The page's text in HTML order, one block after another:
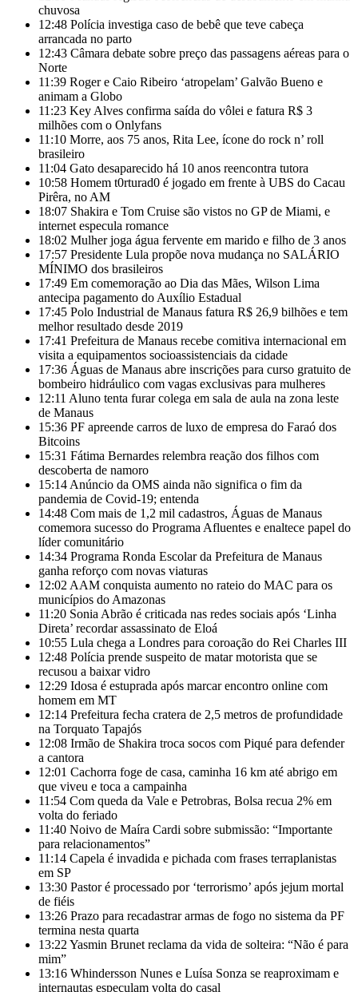
chuvosa
12:48 Polícia investiga caso de bebê que teve cabeça
arrancada no parto
12:43 Câmara debate sobre preço das passagens aéreas para o
Norte
11:39 Roger e Caio Ribeiro ‘atropelam’ Galvão Bueno e
animam a Globo
11:23 Key Alves confirma saída do vôlei e fatura R$ 3
milhões com o Onlyfans
11:10 Morre, aos 75 anos, Rita Lee, ícone do rock n’ roll
brasileiro
11:04 Gato desaparecido há 10 anos reencontra tutora
10:58 Homem t0rturad0 é jogado em frente à UBS do Cacau
Pirêra, no AM
18:07 Shakira e Tom Cruise são vistos no GP de Miami, e
internet especula romance
18:02 Mulher joga água fervente em marido e filho de 3 anos
17:57 Presidente Lula propõe nova mudança no SALÁRIO
MÍNIMO dos brasileiros
17:49 Em comemoração ao Dia das Mães, Wilson Lima
antecipa pagamento do Auxílio Estadual
17:45 Polo Industrial de Manaus fatura R$ 26,9 bilhões e tem
melhor resultado desde 2019
17:41 Prefeitura de Manaus recebe comitiva internacional em
visita a equipamentos socioassistenciais da cidade
17:36 Águas de Manaus abre inscrições para curso gratuito de
bombeiro hidráulico com vagas exclusivas para mulheres
12:11 Aluno tenta furar colega em sala de aula na zona leste
de Manaus
15:36 PF apreende carros de luxo de empresa do Faraó dos
Bitcoins
15:31 Fátima Bernardes relembra reação dos filhos com
descoberta de namoro
15:14 Anúncio da OMS ainda não significa o fim da
pandemia de Covid-19; entenda
14:48 Com mais de 1,2 mil cadastros, Águas de Manaus
comemora sucesso do Programa Afluentes e enaltece papel do
líder comunitário
14:34 Programa Ronda Escolar da Prefeitura de Manaus
ganha reforço com novas viaturas
12:02 AAM conquista aumento no rateio do MAC para os
municípios do Amazonas
11:20 Sonia Abrão é criticada nas redes sociais após ‘Linha
Direta’ recordar assassinato de Eloá
10:55 Lula chega a Londres para coroação do Rei Charles III
12:48 Polícia prende suspeito de matar motorista que se
recusou a baixar vidro
12:29 Idosa é estuprada após marcar encontro online com
homem em MT
12:14 Prefeitura fecha cratera de 2,5 metros de profundidade
na Torquato Tapajós
12:08 Irmão de Shakira troca socos com Piqué para defender
a cantora
12:01 Cachorra foge de casa, caminha 16 km até abrigo em
que viveu e toca a campainha
11:54 Com queda da Vale e Petrobras, Bolsa recua 2% em
volta do feriado
11:40 Noivo de Maíra Cardi sobre submissão: “Importante
para relacionamentos”
11:14 Capela é invadida e pichada com frases terraplanistas
em SP
13:30 Pastor é processado por ‘terrorismo’ após jejum mortal
de fiéis
13:26 Prazo para recadastrar armas de fogo no sistema da PF
termina nesta quarta
13:22 Yasmin Brunet reclama da vida de solteira: “Não é para
mim”
13:16 Whindersson Nunes e Luísa Sonza se reaproximam e
internautas especulam volta do casal